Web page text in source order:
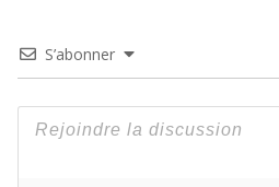
S’abonner